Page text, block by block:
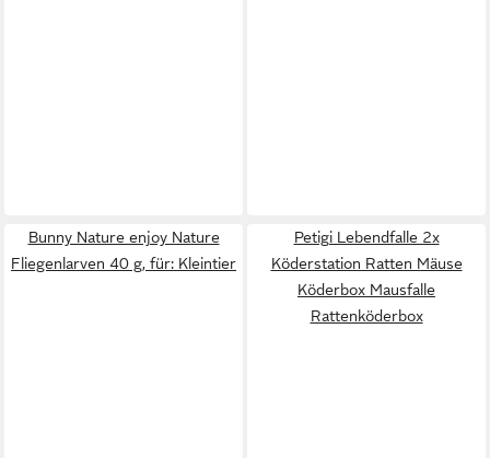
Bunny Nature enjoy Nature
Fliegenlarven 40 g, für: Kleintier
Petigi Lebendfalle 2x
Köderstation Ratten Mäuse
Köderbox Mausfalle
Rattenköderbox